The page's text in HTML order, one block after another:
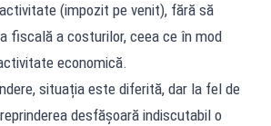
(impozit pe venit), fără să
fiscală a costurilor, ceea ce în mod
economică.
situația este diferită, dar la fel de
desfășoară indiscutabil o